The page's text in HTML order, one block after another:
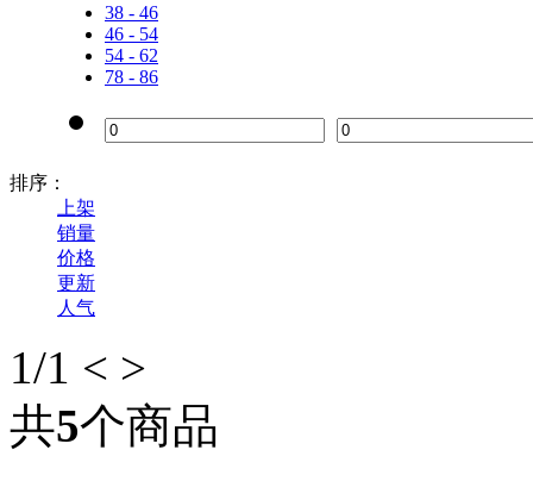
38 - 46
46 - 54
54 - 62
78 - 86
排序：
上架
销量
价格
更新
人气
1/1 < >
共5个商品